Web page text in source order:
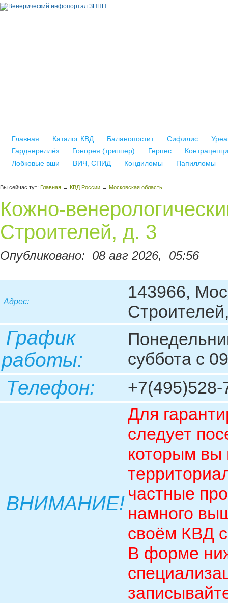
Главная Каталог КВД Баланопостит Сифилис
Гарднереллёз
Гонорея (триппер) Герпес
Лобковые вши
ВИЧ, СПИД Кондиломы Папилломы
Вы сейчас тут: Главная → КВД России → Московская область
Кожно-
Строителей, д. 3
Опубликовано: 08 авг 2026, 05:56
Адрес:
143966,
График
работы:
суббота с
Телефон: +7(495)528-
ВНИМАНИЕ!
Для
следует
которым вы
частные
намного
своём КВД
В форме